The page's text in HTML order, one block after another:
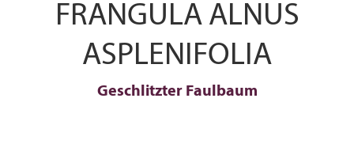
FRANGULA ALNUS
ASPLENIFOLIA
Geschlitzter Faulbaum